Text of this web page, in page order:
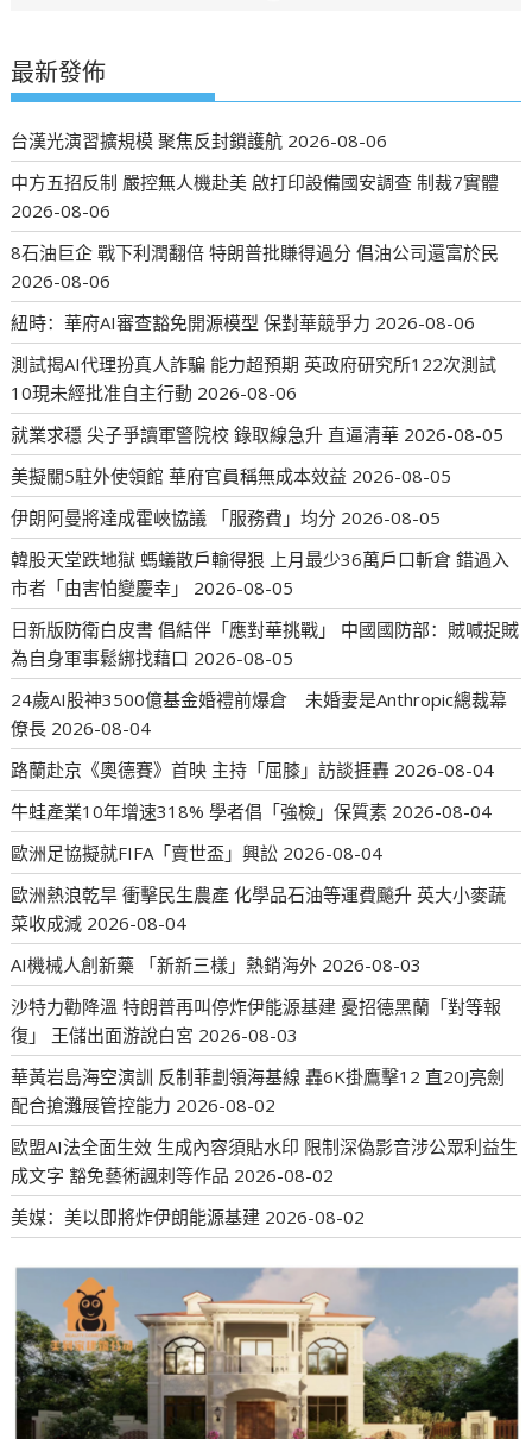
最新發佈
台漢光演習擴規模 聚焦反封鎖護航 2026-08-06
中方五招反制 嚴控無人機赴美 啟打印設備國安調查 制裁7實體
2026-08-06
8石油巨企 戰下利潤翻倍 特朗普批賺得過分 倡油公司還富於民
2026-08-06
紐時：華府AI審查豁免開源模型 保對華競爭力 2026-08-06
測試揭AI代理扮真人詐騙 能力超預期 英政府研究所122次測試
10現未經批准自主行動 2026-08-06
就業求穩 尖子爭讀軍警院校 錄取線急升 直逼清華 2026-08-05
美擬關5駐外使領館 華府官員稱無成本效益 2026-08-05
伊朗阿曼將達成霍峽協議 「服務費」均分 2026-08-05
韓股天堂跌地獄 螞蟻散戶輸得狠 上月最少36萬戶口斬倉 錯過入
市者「由害怕變慶幸」
2026-08-05
日新版防衛白皮書 倡結伴「應對華挑戰」 中國國防部：賊喊捉賊
為自身軍事鬆綁找藉口 2026-08-05
24歲AI股神3500億基金婚禮前爆倉 未婚妻是Anthropic總裁幕
僚長 2026-08-04
路蘭赴京《奧德賽》首映 主持「屈膝」訪談捱轟 2026-08-04
牛蛙產業10年增速318% 學者倡「強檢」保質素 2026-08-04
歐洲足協擬就FIFA「賣世盃」興訟 2026-08-04
歐洲熱浪乾旱 衝擊民生農產 化學品石油等運費飈升 英大小麥蔬
菜收成減 2026-08-04
AI機械人創新藥 「新新三樣」熱銷海外 2026-08-03
沙特力勸降溫 特朗普再叫停炸伊能源基建 憂招德黑蘭「對等報
復」 王儲出面游說白宮 2026-08-03
華黃岩島海空演訓 反制菲劃領海基線 轟6K掛鷹擊12 直20J亮劍
配合搶灘展管控能力 2026-08-02
歐盟AI法全面生效 生成內容須貼水印 限制深偽影音涉公眾利益生
成文字 豁免藝術諷刺等作品 2026-08-02
美媒：美以即將炸伊朗能源基建 2026-08-02